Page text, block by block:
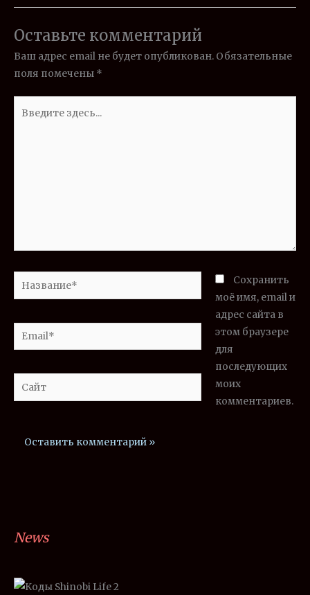
Оставьте комментарий
Ваш адрес email не будет опубликован. Обязательные
поля помечены *
здесь...
Название*
Email*
Сайт
Сохранить
моё имя, email и
адрес сайта в
этом браузере
для
последующих
моих
комментариев.
News